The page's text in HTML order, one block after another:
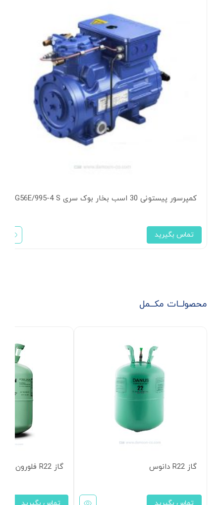
کمپرسور پیستونی 30 اسب بخار بوک سری HG56E/995-4 S
تماس بگیرید
محصولــات مکــمل
گاز R22 دانوس گاز R22 فلورون